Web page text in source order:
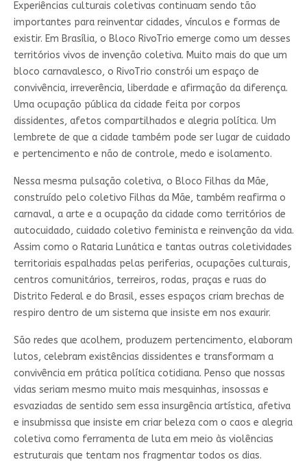
Experiências culturais coletivas continuam sendo tão
importantes para reinventar cidades, vínculos e formas de
existir. Em Brasília, o Bloco RivoTrio emerge como um desses
territórios vivos de invenção coletiva. Muito mais do que um
bloco carnavalesco, o RivoTrio constrói um espaço de
convivência, irreverência, liberdade e afirmação da diferença.
Uma ocupação pública da cidade feita por corpos
dissidentes, afetos compartilhados e alegria política. Um
lembrete de que a cidade também pode ser lugar de cuidado
e pertencimento e não de controle, medo e isolamento.
Nessa mesma pulsação coletiva, o Bloco Filhas da Mãe,
construído pelo coletivo Filhas da Mãe, também reafirma o
carnaval, a arte e a ocupação da cidade como territórios de
autocuidado, cuidado coletivo feminista e reinvenção da vida.
Assim como o Rataria Lunática e tantas outras coletividades
territoriais espalhadas pelas periferias, ocupações culturais,
centros comunitários, terreiros, rodas, praças e ruas do
Distrito Federal e do Brasil, esses espaços criam brechas de
respiro dentro de um sistema que insiste em nos exaurir.
São redes que acolhem, produzem pertencimento, elaboram
lutos, celebram existências dissidentes e transformam a
convivência em prática política cotidiana. Penso que nossas
vidas seriam mesmo muito mais mesquinhas, insossas e
esvaziadas de sentido sem essa insurgência artística, afetiva
e insubmissa que insiste em criar beleza com o caos e alegria
coletiva como ferramenta de luta em meio às violências
estruturais que tentam nos fragmentar todos os dias.